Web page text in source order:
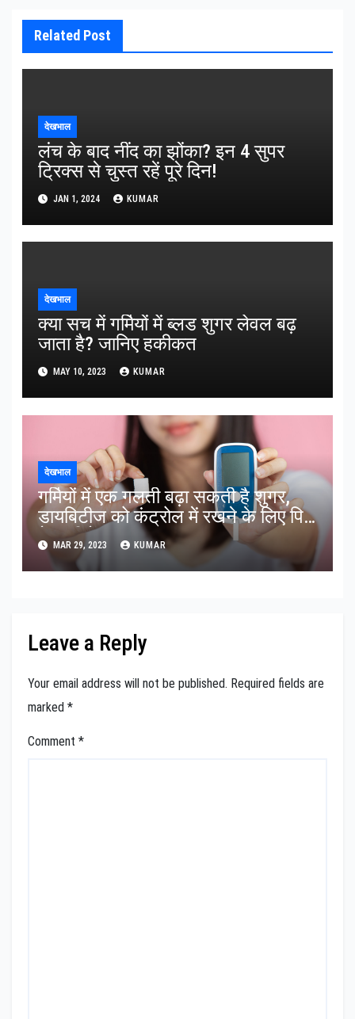
Related Post
देखभाल
लंच के बाद नींद का झोंका? इन 4 सुपर
ट्रिक्स से चुस्त रहें पूरे दिन!
JAN 1, 2024 KUMAR
देखभाल
क्या सच में गर्मियों में ब्लड शुगर लेवल बढ़
जाता है? जानिए हकीकत
MAY 10, 2023 KUMAR
देखभाल
गर्मियों में एक गलती बढ़ा सकती है शुगर,
डायबिटीज को कंट्रोल में रखने के लिए पिएं
ये 5 चीजें
MAR 29, 2023 KUMAR
Leave a Reply
Your email address will not be published. Required fields are
marked *
Comment *